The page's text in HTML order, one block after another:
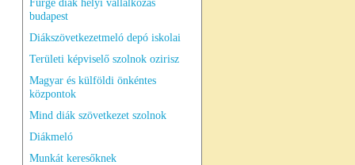
budapest
Diákszövetkezetmeló depó iskolai
Területi képviselő szolnok ozirisz
Magyar és külföldi önkéntes
központok
Mind diák szövetkezet szolnok
Diákmeló
Munkát keresőknek